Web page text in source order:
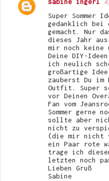
sabine ingerl
Super Sommer
gedanklich bei
gemacht. Nur
dieses Jahr
mir noch keine
Deine DIY-
ich neulich
großartige
zauberst Du im
Outfit. Super
vor Deinen
Fan vom
Sommer gerne
sollte aber
nicht zu
(die mir nicht
ein Paar rote
trage ich
letzten noch
Lieben Gruß
Sabine